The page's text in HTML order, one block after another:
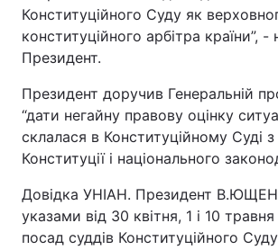
Конституційного Суду як
конституційного арбітра країни”, -
Президент.
Президент доручив Генеральній
“дати негайну правову оцінку
склалася в Конституційному Суді
Конституції і національного
Довідка УНІАН. Президент
указами від 30 квітня, 1 і 10 травня
посад суддів Конституційного